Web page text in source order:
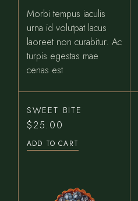
Morbi tempus iaculis
urna id volutpat lacus
laoreet non curabitur. Ac
turpis egestas mae
cenas est
SWEET BITE
$25.00
ADD TO CART